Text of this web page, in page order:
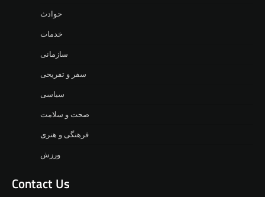
حوادث
خدمات
سازمانی
سفر و تفریحی
سیاسی
صحت و سلامت
فرهنگی و هنری
ورزش
Contact Us